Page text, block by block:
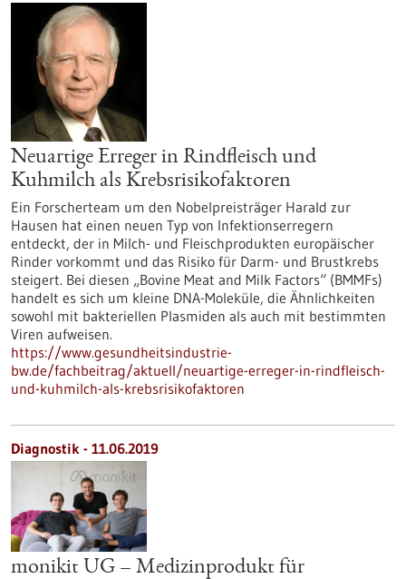
Neuartige Erreger in Rindfleisch und
Kuhmilch als Krebsrisikofaktoren
Ein Forscherteam um den Nobelpreisträger Harald zur
Hausen hat einen neuen Typ von Infektionserregern
entdeckt, der in Milch- und Fleischprodukten europäischer
Rinder vorkommt und das Risiko für Darm- und Brustkrebs
steigert. Bei diesen „Bovine Meat and Milk Factors“ (BMMFs)
handelt es sich um kleine DNA-Moleküle, die Ähnlichkeiten
sowohl mit bakteriellen Plasmiden als auch mit bestimmten
Viren aufweisen.
https://www.gesundheitsindustrie-
bw.de/fachbeitrag/aktuell/neuartige-erreger-in-rindfleisch-
und-kuhmilch-als-krebsrisikofaktoren
Diagnostik - 11.06.2019
monikit UG – Medizinprodukt für